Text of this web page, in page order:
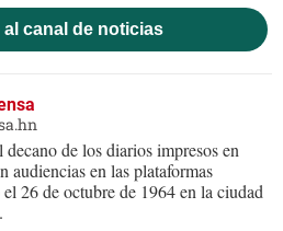
al canal de noticias
de los diarios impresos en
audiencias en las plataformas
26 de octubre de 1964 en la ciudad